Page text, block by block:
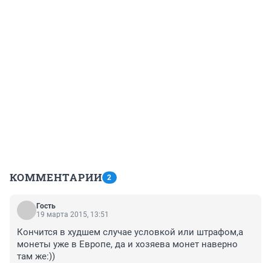
КОММЕНТАРИИ 2
Гость
19 марта 2015, 13:51
Кончится в худшем случае условкой или штрафом,а
монеты уже в Европе, да и хозяева монет наверно
там же:))